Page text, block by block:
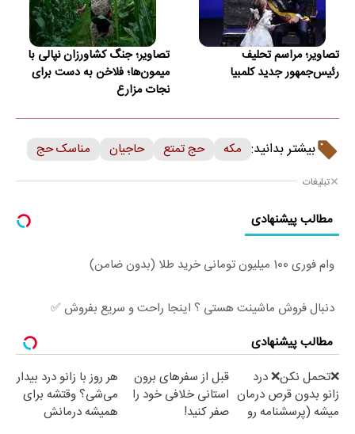
تصاویر؛ مراسم تحلیف
رئیس‌جمهور جدید کلمبیا
تصاویر؛ جنگ کشاورزان نپالی با
میمون‌ها؛ فلاخن به دست برای
نجات مزارع
بیشتر بدانید: مکه حج تمتع حاجیان مناسک حج
تبلیغات
مطالب پیشنهادی
وام فوری 100 میلیون تومانی خرید طلا (بدون ضامن)
دنبال فروش ماشینت هستی ؟ اینجا راحت و سریع بفروش ✅
مطالب پیشنهادی
❌تحمل نکن❌ درد
زانو بدون قرص درمان
میشه (پرسشنامه رو
قبل از سفرهای برون
استانی خلافی خود را
صفر کنید!
هر روز با زانو درد بیدار
می‌شی؟ وقتشه برای
همیشه درمانش